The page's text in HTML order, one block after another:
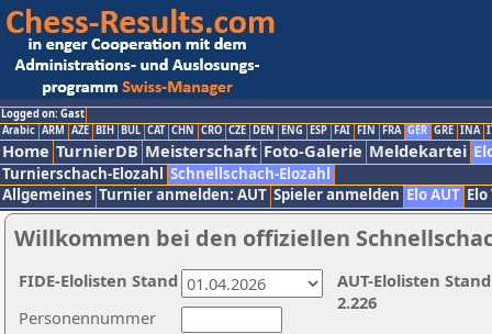
Logged on: Gast
Arabic ARM AZE BIH BUL CAT CHN CRO CZE DEN ENG ESP FAI FIN FRA GER GRE INA
Home TurnierDB Meisterschaft Foto-Galerie Meldekartei
Turnierschach-Elozahl Schnellschach-Elozahl
Allgemeines Turnier anmelden: AUT Spieler anmelden Elo AUT
Willkommen bei den offiziellen
Personennummer
AUT-Elolisten
2.226
FIDE-Elolisten Stand